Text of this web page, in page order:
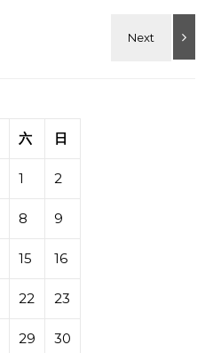
六 日
1 2
8 9
15 16
22 23
29 30